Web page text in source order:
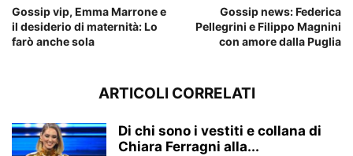
Gossip vip, Emma Marrone e
il desiderio di maternità: Lo
farò anche sola
Gossip news: Federica
Pellegrini e Filippo Magnini
con amore dalla Puglia
ARTICOLI CORRELATI
Di chi sono i vestiti e collana di
Chiara Ferragni alla...